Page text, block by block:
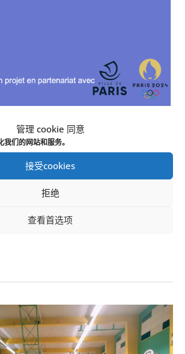
管理 cookie 同意
们的网站和服务。
接受cookies
拒绝
查看首选项
育
与 Jean Perrin 学院（巴黎 20）共同开
黎 2024 合作，旨在通过在学年期间向
岁的中学生。